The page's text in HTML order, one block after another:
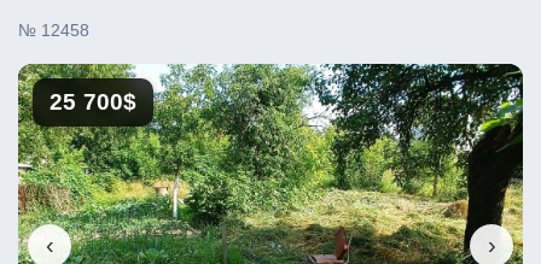
№ 12458
‹ ›
25 700$